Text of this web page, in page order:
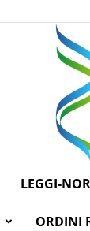
LEGGI-
ORDINI